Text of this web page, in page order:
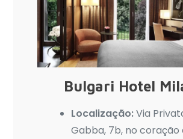
Bulgari Hotel
Localização:Via
Gabba, 7b, no coração